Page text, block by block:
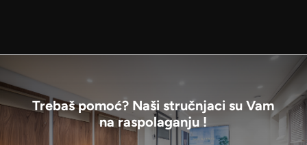
Trebaš pomoć? Naši stručnjaci su Vam
na raspolaganju !